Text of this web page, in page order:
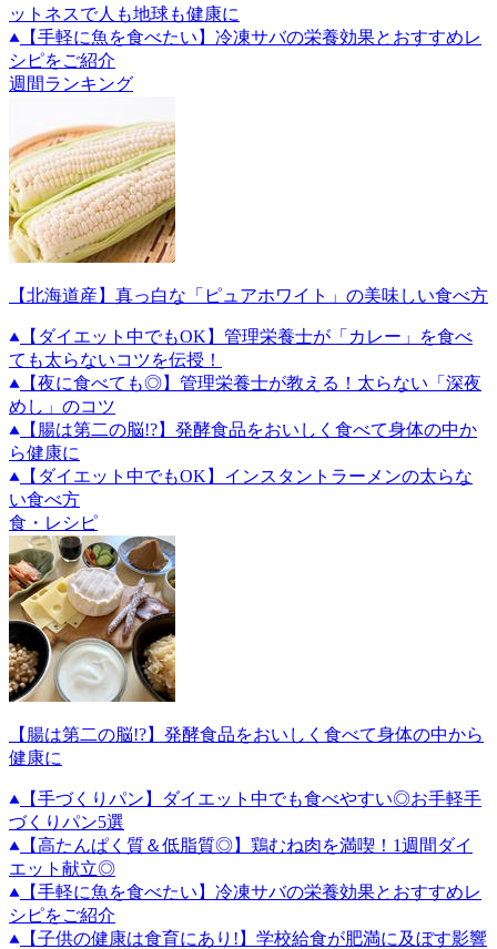
ットネスで人も地球も健康に
【手軽に魚を食べたい】冷凍サバの栄養効果とおすすめレ
シピをご紹介
週間ランキング
【北海道産】真っ白な「ピュアホワイト」の美味しい食べ方
【ダイエット中でもOK】管理栄養士が「カレー」を食べ
ても太らないコツを伝授！
【夜に食べても◎】管理栄養士が教える！太らない「深夜
めし」のコツ
【腸は第二の脳!?】発酵食品をおいしく食べて身体の中か
ら健康に
【ダイエット中でもOK】インスタントラーメンの太らな
い食べ方
食・レシピ
【腸は第二の脳!?】発酵食品をおいしく食べて身体の中から
健康に
【手づくりパン】ダイエット中でも食べやすい◎お手軽手
づくりパン5選
【高たんぱく質＆低脂質◎】鶏むね肉を満喫！1週間ダイ
エット献立◎
【手軽に魚を食べたい】冷凍サバの栄養効果とおすすめレ
シピをご紹介
【子供の健康は食育にあり!】学校給食が肥満に及ぼす影響